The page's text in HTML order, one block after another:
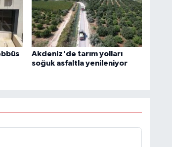
Akdeniz'de tarım yolları
soğuk asfaltla yenileniyor